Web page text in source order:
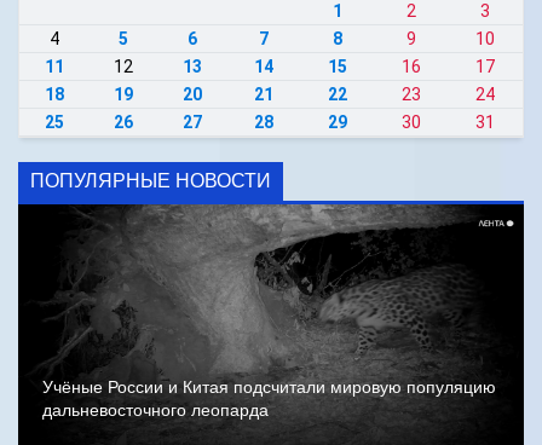
1
2
3
4
5 6 7 8 9
10
11
12 13 14 15 16
17
18
19 20 21 22 23
24
25
26 27 28 29 30 31
ПОПУЛЯРНЫЕ НОВОСТИ
Учёные России и Китая подсчитали мировую популяцию
дальневосточного леопарда